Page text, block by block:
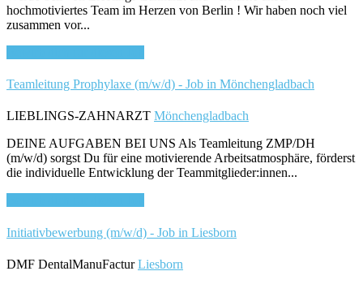
hochmotiviertes Team im Herzen von Berlin ! Wir haben noch viel
zusammen vor...
Teamleitung Prophylaxe (m/w/d) - Job in Mönchengladbach
LIEBLINGS-ZAHNARZT Mönchengladbach
DEINE AUFGABEN BEI UNS Als Teamleitung ZMP/DH
(m/w/d) sorgst Du für eine motivierende Arbeitsatmosphäre, förderst
die individuelle Entwicklung der Teammitglieder:innen...
Initiativbewerbung (m/w/d) - Job in Liesborn
DMF DentalManuFactur Liesborn